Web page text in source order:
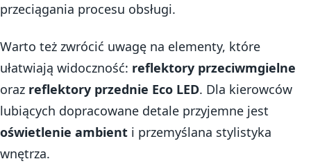
przeciągania procesu obsługi.
Warto też zwrócić uwagę na elementy, które
ułatwiają widoczność: reflektory przeciwmgielne
oraz reflektory przednie Eco LED. Dla kierowców
lubiących dopracowane detale przyjemne jest
oświetlenie ambient i przemyślana stylistyka
wnętrza.